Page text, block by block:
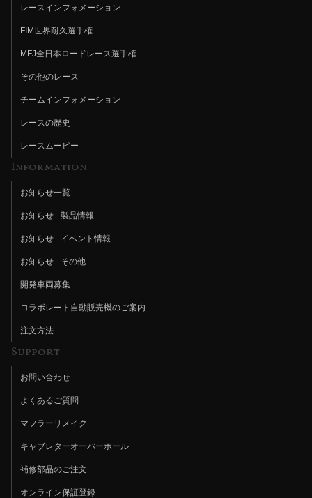
レースインフォメーション
FIM世界耐久選手権
MFJ全日本ロードレース選手権
その他のレース
チームインフォメーション
レースの歴史
レースムービー
Information
お知らせ一覧
お知らせ - 製品情報
お知らせ - イベント情報
お知らせ - その他
開発車両募集
コラボレート自動販売機のご案内
注文方法
Support
お問い合わせ
よくあるご質問
マフラーリメイク
キャブレターオーバーホール
補修部品のご注文
オンライン保証登録